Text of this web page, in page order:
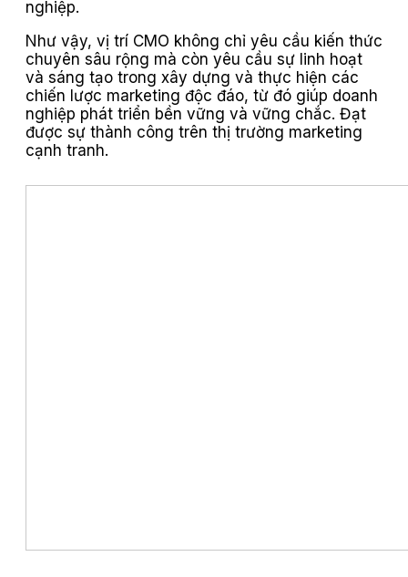
nghiệp.
Như vậy, vị trí CMO không chỉ yêu cầu kiến ​​thức
chuyên sâu rộng mà còn yêu cầu sự linh hoạt
và sáng tạo trong xây dựng và thực hiện các
chiến lược marketing độc đáo, từ đó giúp doanh
nghiệp phát triển bền vững và vững chắc. Đạt
được sự thành công trên thị trường marketing
cạnh tranh.